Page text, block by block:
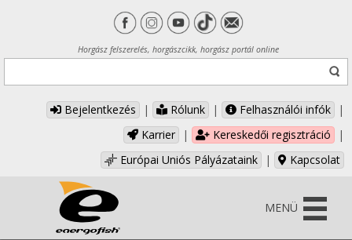
Horgász felszerelés, horgászcikk, horgász portál online
Bejelentkezés | Rólunk | Felhasználói infók
|
Karrier
| Kereskedői regisztráció
|
Európai Uniós Pályázataink
| Kapcsolat
MENÜ